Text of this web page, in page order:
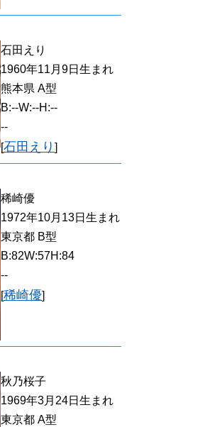
石田えり
1960年11月9日生まれ
熊本県 A型
B:--W:--H:--
--
[石田えり ]
稀崎優
1972年10月13日生まれ
東京都 B型
B:82W:57H:84
--
[稀崎優]
秋乃桜子
1969年3月24日生まれ
東京都 A型